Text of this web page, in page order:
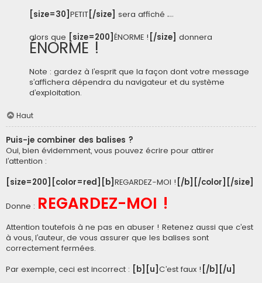
[size=30] PETIT[/size] sera affiché PETIT
alors que [size=200] ÉNORME ! [/size] donnera
ÉNORME !
Note : gardez à l’esprit que la façon dont votre message
s’affichera dépendra du navigateur et du système
d’exploitation.
Haut
Puis-je combiner des balises ?
Oui, bien évidemment, vous pouvez écrire pour attirer
l’attention :
[size=200][color=red][b] REGARDEZ-MOI ! [/b][/color][/size]
Donne : REGARDEZ-MOI !
Attention toutefois à ne pas en abuser ! Retenez aussi que c’est
à vous, l’auteur, de vous assurer que les balises sont
correctement fermées.
Par exemple, ceci est incorrect :
[b][u] C’est faux ! [/b][/u]